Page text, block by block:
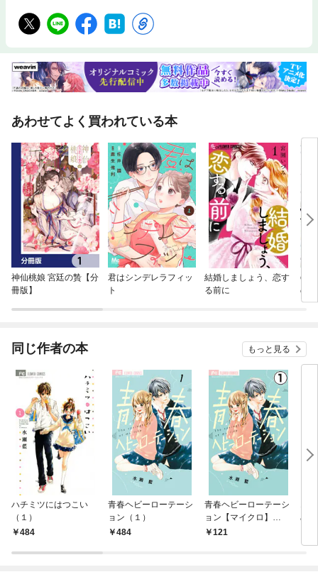
あわせてよく買われている本
神仙桃娘 宮廷の贄【分
冊版】
君はシンデレラフィッ
ト
結婚しましょう、恋す
る前に
の
外
同じ作者の本 もっと見る
ハチミツにはつこい
（１）
484
青春ヘビーローテーシ
ョン（１）
484
青春ヘビーローテーシ
ョン【マイクロ】
（１）
121
め